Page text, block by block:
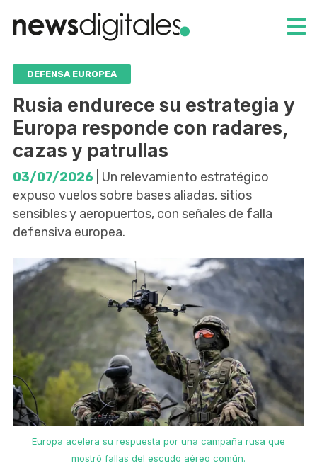
DEFENSA EUROPEA
Rusia endurece su estrategia y
Europa responde con radares,
cazas y patrullas
03/07/2026 | Un relevamiento estratégico
expuso vuelos sobre bases aliadas, sitios
sensibles y aeropuertos, con señales de falla
defensiva europea.
Europa acelera su respuesta por una campaña rusa que
mostró fallas del escudo aéreo común.